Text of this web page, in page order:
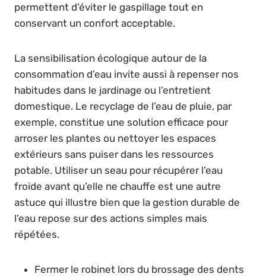
permettent d’éviter le gaspillage tout en
conservant un confort acceptable.
La sensibilisation écologique autour de la
consommation d’eau invite aussi à repenser nos
habitudes dans le jardinage ou l’entretient
domestique. Le recyclage de l’eau de pluie, par
exemple, constitue une solution efficace pour
arroser les plantes ou nettoyer les espaces
extérieurs sans puiser dans les ressources
potable. Utiliser un seau pour récupérer l’eau
froide avant qu’elle ne chauffe est une autre
astuce qui illustre bien que la gestion durable de
l’eau repose sur des actions simples mais
répétées.
Fermer le robinet lors du brossage des dents